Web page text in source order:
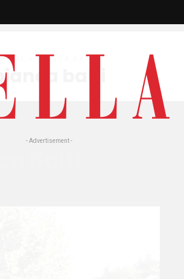
- Advertisement -
HOME » BIANCA BALTI
bianca balti